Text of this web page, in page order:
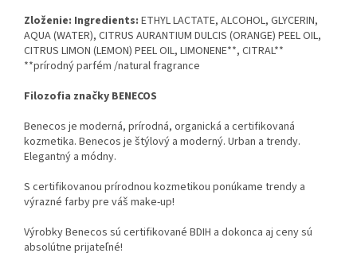
Zloženie: Ingredients: ETHYL LACTATE, ALCOHOL, GLYCERIN,
AQUA (WATER), CITRUS AURANTIUM DULCIS (ORANGE) PEEL OIL,
CITRUS LIMON (LEMON) PEEL OIL, LIMONENE**, CITRAL**
**prírodný parfém /natural fragrance
Filozofia značky BENECOS
Benecos je moderná, prírodná, organická a certifikovaná
kozmetika. Benecos je štýlový a moderný. Urban a trendy.
Elegantný a módny.
S certifikovanou prírodnou kozmetikou ponúkame trendy a
výrazné farby pre váš make-up!
Výrobky Benecos sú certifikované BDIH a dokonca aj ceny sú
absolútne prijateľné!